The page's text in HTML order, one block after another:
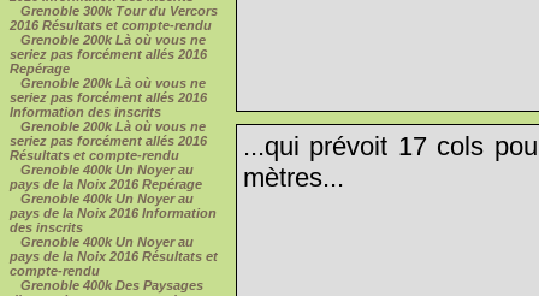
Grenoble 300k Tour du Vercors
2016 Résultats et compte-rendu
Grenoble 200k Là où vous ne
seriez pas forcément allés 2016
Repérage
Grenoble 200k Là où vous ne
seriez pas forcément allés 2016
Information des inscrits
Grenoble 200k Là où vous ne
seriez pas forcément allés 2016
Résultats et compte-rendu
Grenoble 400k Un Noyer au
pays de la Noix 2016 Repérage
Grenoble 400k Un Noyer au
pays de la Noix 2016 Information
des inscrits
Grenoble 400k Un Noyer au
pays de la Noix 2016 Résultats et
compte-rendu
Grenoble 400k Des Paysages
...qui prévoit 17 cols
mètres...